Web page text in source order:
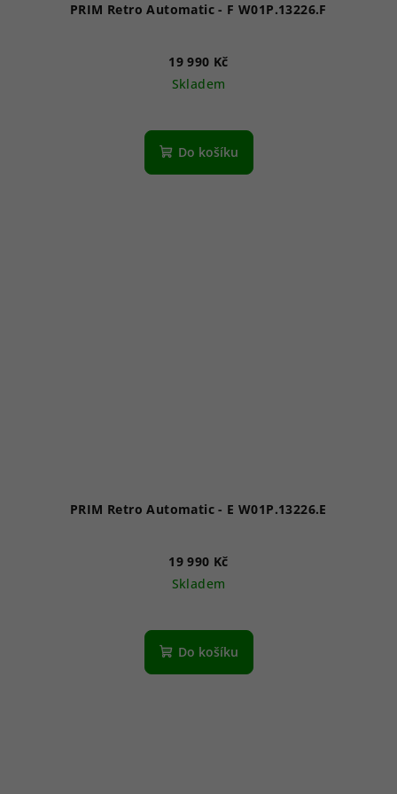
PRIM Retro Automatic - F W01P.13226.F
19 990 Kč
Skladem
Do košíku
PRIM Retro Automatic - E W01P.13226.E
19 990 Kč
Skladem
Do košíku